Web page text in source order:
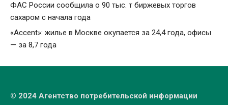
ФАС России сообщила о 90 тыс. т биржевых торгов
сахаром с начала года
«Accent»: жилье в Москве окупается за 24,4 года, офисы
— за 8,7 года
© 2024 Агентство потребительской информации